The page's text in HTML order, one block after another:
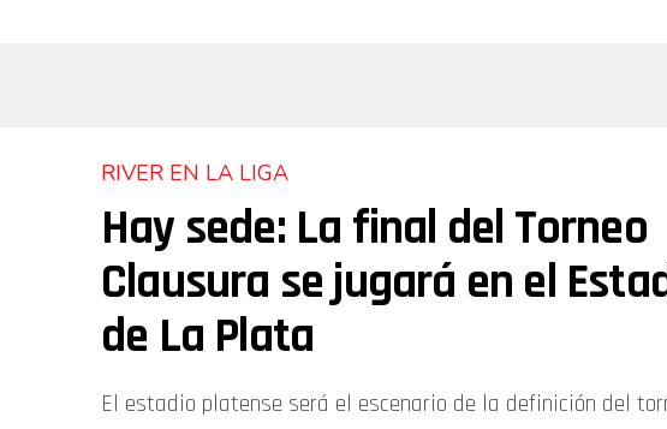
RIVER EN LA LIGA
Hay sede: La final del Torneo
Clausura se jugará en el
de La Plata
El estadio platense será el escenario de la definición del